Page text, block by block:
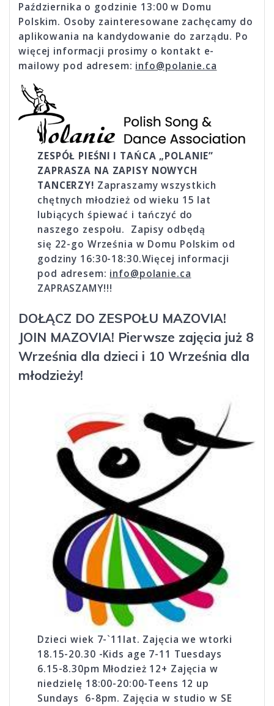
Października o godzinie 13:00 w Domu
Polskim. Osoby zainteresowane zachęcamy do
aplikowania na kandydowanie do zarządu. Po
więcej informacji prosimy o kontakt e-
mailowy pod adresem: info@polanie.ca
ZESPÓŁ PIEŚNI I TAŃCA „POLANIE”
ZAPRASZA NA ZAPISY NOWYCH
TANCERZY! Zapraszamy wszystkich
chętnych młodzież od wieku 15 lat
lubiących śpiewać i tańczyć do
naszego zespołu. Zapisy odbędą
się 22-go Września w Domu Polskim od
godziny 16:30-18:30.Więcej informacji
pod adresem: info@polanie.ca
ZAPRASZAMY!!!
DOŁĄCZ DO ZESPOŁU MAZOVIA!
JOIN MAZOVIA! Pierwsze zajęcia już 8
Września dla dzieci i 10 Września dla
młodzieży!
Dzieci wiek 7-`11lat. Zajęcia we wtorki
18.15-20.30 -Kids age 7-11 Tuesdays
6.15-8.30pm Młodzież 12+ Zajęcia w
niedzielę 18:00-20:00-Teens 12 up
Sundays 6-8pm. Zajęcia w studio w SE